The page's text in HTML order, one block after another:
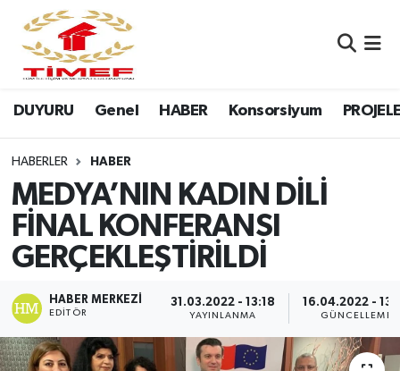
DUYURU Genel HABER Konsorsiyum
HABERLER HABER
MEDYA’NIN KADIN DİLİ
FİNAL KONFERANSI
GERÇEKLEŞTİRİLDİ
HABER MERKEZI
EDITÖR
31.03.2022 - 13:18
YAYINLANMA
16.04.2022 -
GÜNCELLEME
Anasayfa Kutu
Anasayfa Manşet
Canlı Yayın
DUYURU
Erasmus
GALERİ
Genel
Nöbetçi Eczaneler
Hava Durumu
Namaz Vakitleri
Trafik Durumu
Süper Lig Puan Durumu ve Fikstür
Tüm Manşetler
Son Dakika Haberleri